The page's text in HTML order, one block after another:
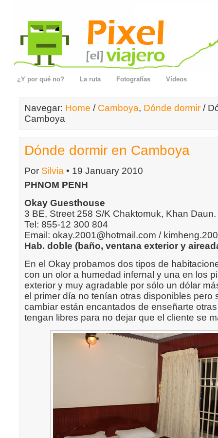
¿Y por qué no? La ruta Fotografías Vídeos
Navegar: Home / Camboya, Dónde dormir /
Camboya
Dónde dormir en Camboya
Por Silvia • 19 January 2010
PHNOM PENH
Okay Guesthouse
3 BE, Street 258 S/K Chaktomuk, Khan
Tel: 855-12 300 804
Email: okay.2001@hotmail.com /
Hab. doble (baño, ventana exterior y
En el Okay probamos dos tipos de
con un olor a humedad infernal y una en los
exterior y muy agradable por sólo un dólar
el primer día no tenían otras disponibles pero
cambiar están encantados de enseñarte
tengan libres para no dejar que el cliente se